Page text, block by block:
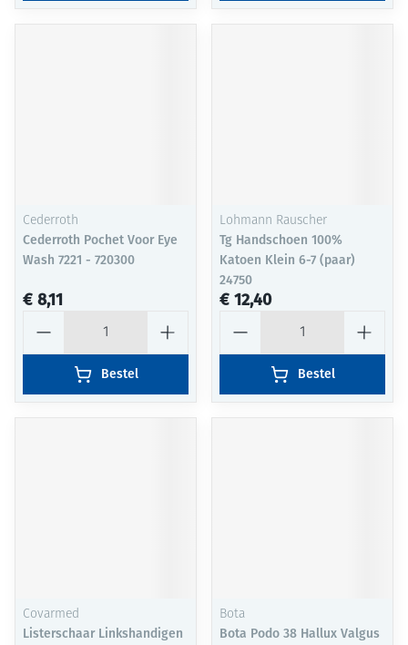
Cederroth
Cederroth Pochet Voor Eye
Wash 7221 - 720300
€ 8,11
Bestel
Lohmann Rauscher
Tg Handschoen 100%
Katoen Klein 6-7 (paar)
24750
€ 12,40
Bestel
Covarmed
Listerschaar Linkshandigen
Bota
Bota Podo 38 Hallux Valgus